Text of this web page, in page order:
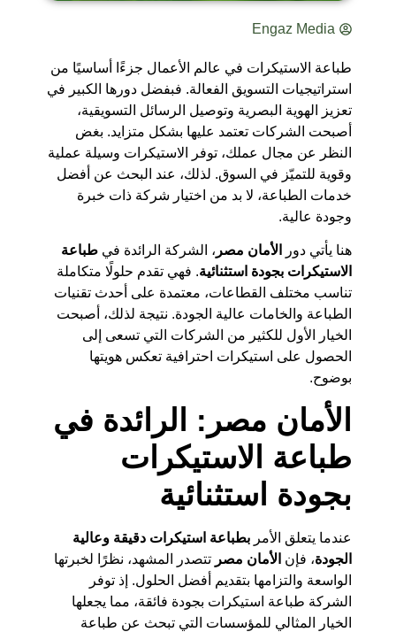
Engaz Media
طباعة الاستيكرات في عالم الأعمال جزءًا أساسيًا من
استراتيجيات التسويق الفعالة. فبفضل دورها الكبير في
تعزيز الهوية البصرية وتوصيل الرسائل التسويقية،
أصبحت الشركات تعتمد عليها بشكل متزايد. بغض
النظر عن مجال عملك، توفر الاستيكرات وسيلة عملية
وقوية للتميّز في السوق. لذلك، عند البحث عن أفضل
خدمات الطباعة، لا بد من اختيار شركة ذات خبرة
وجودة عالية.
هنا يأتي دور الأمان مصر ، الشركة الرائدة في طباعة
الاستيكرات بجودة استثنائية. فهي تقدم حلولًا متكاملة
تناسب مختلف القطاعات، معتمدة على أحدث تقنيات
الطباعة والخامات عالية الجودة. نتيجة لذلك، أصبحت
الخيار الأول للكثير من الشركات التي تسعى إلى
الحصول على استيكرات احترافية تعكس هويتها
بوضوح.
الأمان مصر: الرائدة في
طباعة الاستيكرات
بجودة استثنائية
عندما يتعلق الأمر بطباعة استيكرات دقيقة وعالية
الجودة، فإن الأمان مصر تتصدر المشهد، نظرًا لخبرتها
الواسعة والتزامها بتقديم أفضل الحلول. إذ توفر
الشركة طباعة استيكرات بجودة فائقة، مما يجعلها
الخيار المثالي للمؤسسات التي تبحث عن طباعة